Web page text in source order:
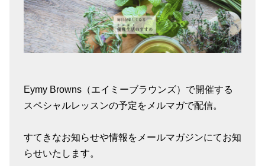
Eymy Browns（エイミーブラウンズ）で開催する
スペシャルレッスンの予定をメルマガで配信。
すてきなお知らせや情報をメールマガジンにてお知
らせいたします。